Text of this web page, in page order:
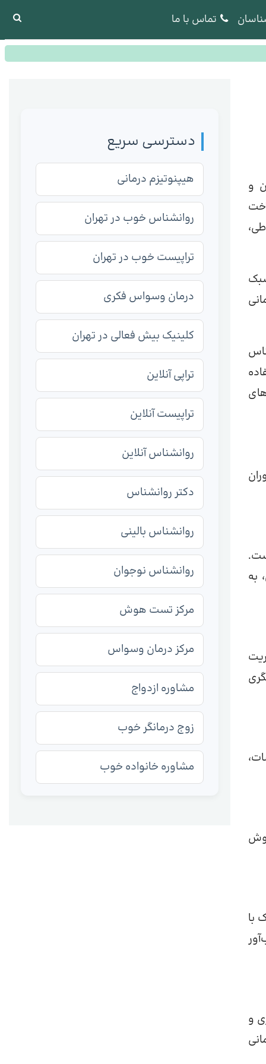
تماس با ما
و
به
با
و
دسترسی سریع
هیپنوتیزم درمانی
روانشناس خوب در تهران
تراپیست خوب در تهران
درمان وسواس فکری
کلینیک بیش فعالی در تهران
تراپی آنلاین
تراپیست آنلاین
روانشناس آنلاین
دکتر روانشناس
روانشناس بالینی
روانشناس نوجوان
مرکز تست هوش
مرکز درمان وسواس
مشاوره ازدواج
زوج درمانگر خوب
مشاوره خانواده خوب